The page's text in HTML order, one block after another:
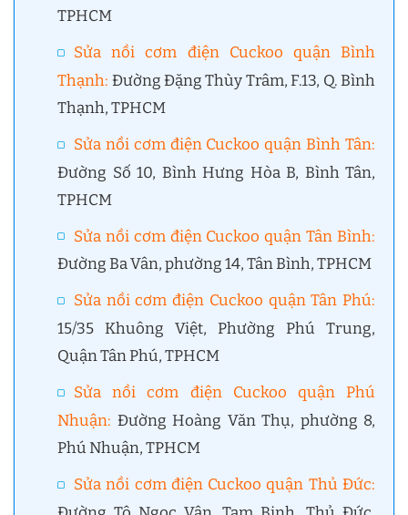
TPHCM
Sửa nồi cơm điện Cuckoo quận Bình
Thạnh: Đường Đặng Thùy Trâm, F.13, Q. Bình
Thạnh, TPHCM
Sửa nồi cơm điện Cuckoo quận Bình Tân:
Đường Số 10, Bình Hưng Hòa B, Bình Tân,
TPHCM
Sửa nồi cơm điện Cuckoo quận Tân Bình:
Đường Ba Vân, phường 14, Tân Bình, TPHCM
Sửa nồi cơm điện Cuckoo quận Tân Phú:
15/35 Khuông Việt, Phường Phú Trung,
Quận Tân Phú, TPHCM
Sửa nồi cơm điện Cuckoo quận Phú
Nhuận: Đường Hoàng Văn Thụ, phường 8,
Phú Nhuận, TPHCM
Sửa nồi cơm điện Cuckoo quận Thủ Đức: